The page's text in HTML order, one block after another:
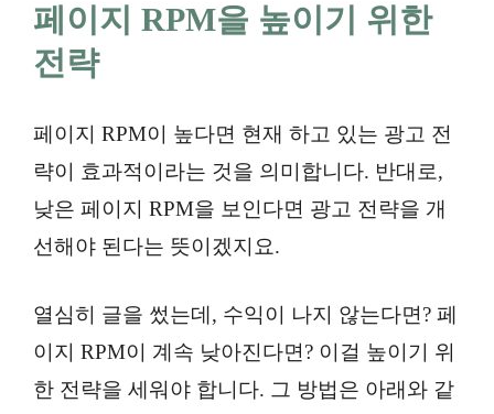
페이지 RPM을 높이기 위한
전략
페이지 RPM이 높다면 현재 하고 있는 광고 전
략이 효과적이라는 것을 의미합니다. 반대로,
낮은 페이지 RPM을 보인다면 광고 전략을 개
선해야 된다는 뜻이겠지요.
열심히 글을 썼는데, 수익이 나지 않는다면? 페
이지 RPM이 계속 낮아진다면? 이걸 높이기 위
한 전략을 세워야 합니다. 그 방법은 아래와 같